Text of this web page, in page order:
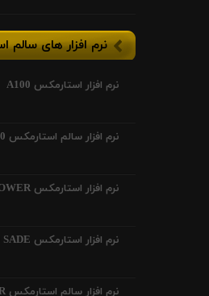
نرم افزار های سالم
نرم افزار استارمکس A100
نرم افزار سالم استارمکس A20
نرم افزار استارمکس A30 POWER
نرم افزار استارمکس A30 SADE
نرم افزار سالم استارمکس X100 SUPER